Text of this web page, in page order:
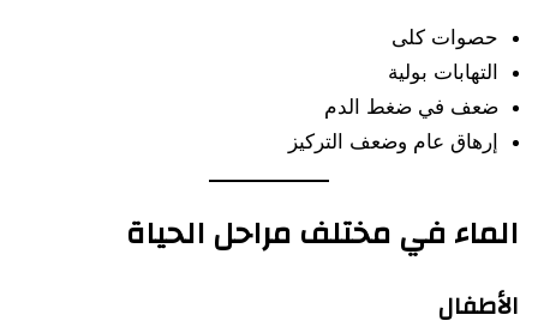
حصوات كلى
التهابات بولية
ضعف في ضغط الدم
إرهاق عام وضعف التركيز
الماء في مختلف مراحل الحياة
الأطفال